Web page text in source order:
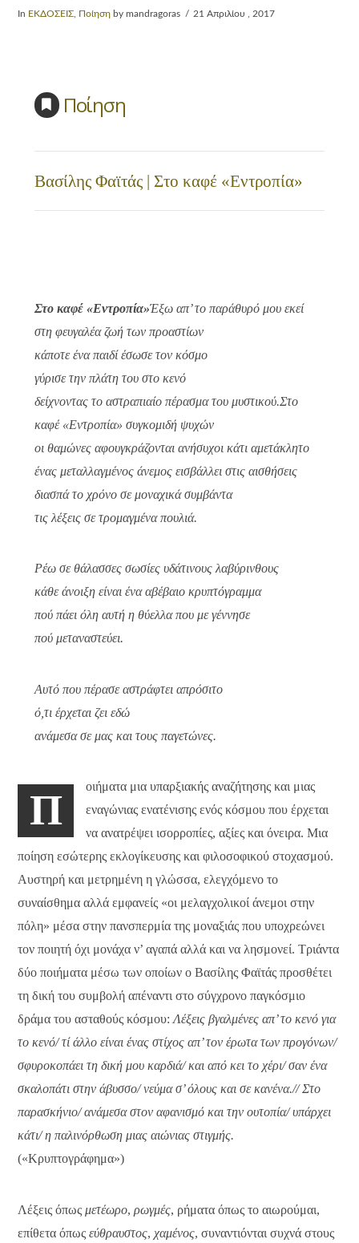
In ΕΚΔΟΣΕΙΣ Ποίηση by mandragoras 21 Απριλίου , 2017
Ποίηση
Βασίλης Φαϊτάς | Στο καφέ «Εντροπία»
Στο καφέ «Εντροπία»Έξω απ’ το παράθυρό μου εκεί
στη φευγαλέα ζωή των προαστίων
κάποτε ένα παιδί έσωσε τον κόσμο
γύρισε την πλάτη του στο κενό
δείχνοντας το αστραπιαίο πέρασμα του μυστικού.Στο
καφέ «Εντροπία» συγκομιδή ψυχών
οι θαμώνες αφουγκράζονται ανήσυχοι κάτι αμετάκλητο
ένας μεταλλαγμένος άνεμος εισβάλλει στις αισθήσεις
διασπά το χρόνο σε μοναχικά συμβάντα
τις λέξεις σε τρομαγμένα πουλιά.
Ρέω σε θάλασσες σωσίες υδάτινους λαβύρινθους
κάθε άνοιξη είναι ένα αβέβαιο κρυπτόγραμμα
πού πάει όλη αυτή η θύελλα που με γέννησε
πού μεταναστεύει.
Αυτό που πέρασε αστράφτει απρόσιτο
ό,τι έρχεται ζει εδώ
ανάμεσα σε μας και τους παγετώνες.
Π
οιήματα μια υπαρξιακής αναζήτησης και μιας
εναγώνιας ενατένισης ενός κόσμου που έρχεται
να ανατρέψει ισορροπίες, αξίες και όνειρα. Μια
ποίηση εσώτερης εκλογίκευσης και φιλοσοφικού στοχασμού.
Αυστηρή και μετρημένη η γλώσσα, ελεγχόμενο το
συναίσθημα αλλά εμφανείς «οι μελαγχολικοί άνεμοι στην
πόλη» μέσα στην πανσπερμία της μοναξιάς που υποχρεώνει
τον ποιητή όχι μονάχα ν’ αγαπά αλλά και να λησμονεί. Τριάντα
δύο ποιήματα μέσω των οποίων ο Βασίλης Φαϊτάς προσθέτει
τη δική του συμβολή απέναντι στο σύγχρονο παγκόσμιο
δράμα του ασταθούς κόσμου:Λέξεις βγαλμένες απ’ το κενό για
το κενό/τί άλλο είναι ένας στίχος απ’ τον έρωτα των προγόνων/
σφυροκοπάει τη δική μου καρδιά/και από κει το χέρι/σαν ένα
σκαλοπάτι στην άβυσσο/νεύμα σ’ όλους και σε κανένα.//Στο
παρασκήνιο/ανάμεσα στον αφανισμό και την ουτοπία/υπάρχει
κάτι/η παλινόρθωση μιας αιώνιας στιγμής.
(«Κρυπτογράφημα»)
Λέξεις όπωςμετέωρο,ρωγμές, ρήματα όπως το αιωρούμαι,
επίθετα όπωςεύθραυστος, χαμένος, συναντιόνται συχνά στους